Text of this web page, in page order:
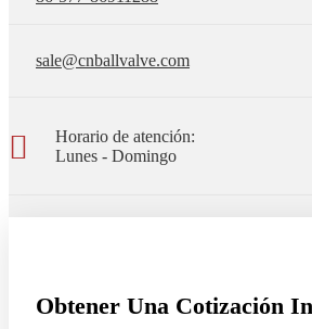
sale@cnballvalve.com
Horario de atención:
Lunes - Domingo
Obtener Una Cotización